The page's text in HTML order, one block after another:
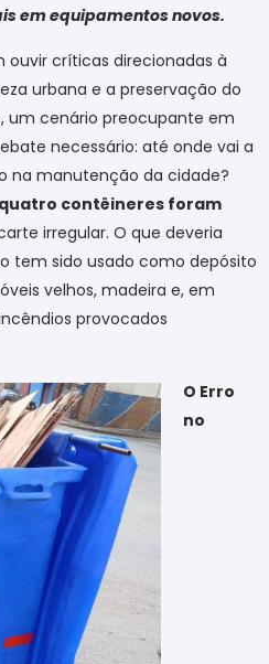
em equipamentos novos.
ouvir críticas direcionadas à
urbana e a preservação do
um cenário preocupante em
necessário: até onde vai a
na manutenção da cidade?
quatro contêineres foram
irregular. O que deveria
tem sido usado como depósito
velhos, madeira e, em
provocados
O Erro
no